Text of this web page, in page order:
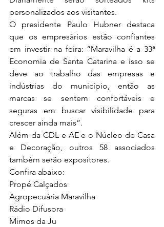
personalizados aos visitantes.
O presidente Paulo Hubner destaca
que os empresários estão confiantes
em investir na feira: “Maravilha é a 33ª
Economia de Santa Catarina e isso se
deve ao trabalho das empresas e
indústrias do município, então as
marcas se sentem confortáveis e
seguras em buscar visibilidade para
crescer ainda mais”.
Além da CDL e AE e o Núcleo de Casa
e Decoração, outros 58 associados
também serão expositores.
Confira abaixo:
Propé Calçados
Agropecuária Maravilha
Rádio Difusora
Mimos da Ju